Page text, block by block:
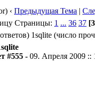
‹ Предыдущая Тема |
Страницы: 1 ... 36 37
1sqlite (число
#555 - 09. Апреля 2009 ::